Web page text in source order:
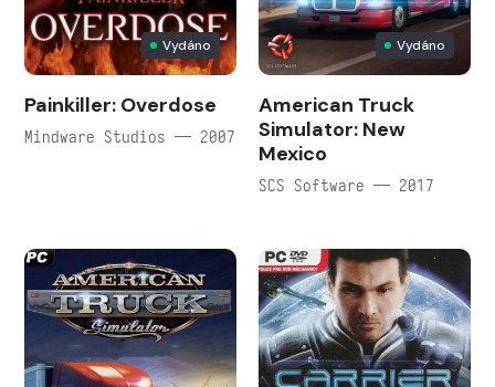
Vydáno
Painkiller: Overdose
Mindware Studios — 2007
Vydáno
American Truck
Simulator: New
Mexico
SCS Software — 2017